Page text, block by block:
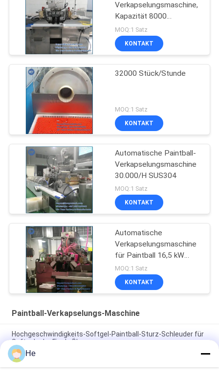
Verkapselungsmaschine,
Kapazität 8000
Stück/Stunde
MOQ:1 Satz
KONTAKT
32000 Stück/Stunde
MOQ:1 Satz
KONTAKT
Automatische Paintball-
Verkapselungsmaschine
30.000/H SUS304
MOQ:1 Satz
KONTAKT
Automatische
Verkapselungsmaschine
für Paintball 16,5 kW
30000/h Kapazität
MOQ:1 Satz
KONTAKT
Paintball-Verkapselungs-Maschine
Hochgeschwindigkeits-Softgel-Paintball-Sturz-Schleuder für
Softgel oder Fisch-Öle
Hochgeschwindigkeits-CER 18000Pcs Paintball-
Verkapselungs-Fertigungsstraße
He